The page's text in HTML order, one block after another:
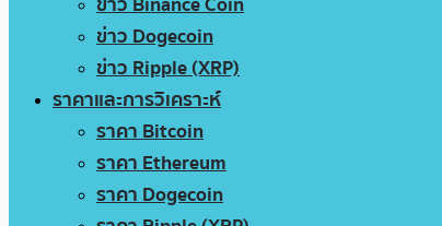
ข่าว Dogecoin
ข่าว Ripple (XRP)
ราคาและการวิเคราะห์
ราคา Bitcoin
ราคา Ethereum
ราคา Dogecoin